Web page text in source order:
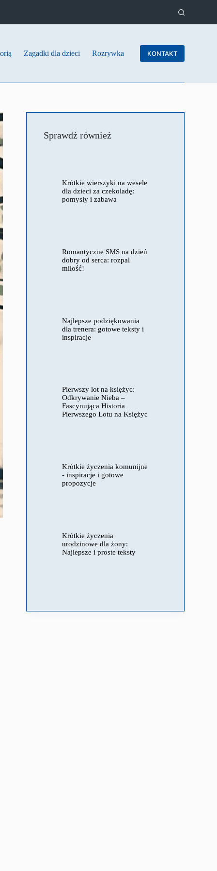
Zagadki dla dzieci Rozrywka KONTAKT
Sprawdź również
Krótkie wierszyki na wesele
dla dzieci za czekoladę:
pomysły i zabawa
Romantyczne SMS na dzień
dobry od serca: rozpal
miłość!
Najlepsze podziękowania
dla trenera: gotowe teksty i
inspiracje
Pierwszy lot na księżyc:
Odkrywanie Nieba –
Fascynująca Historia
Pierwszego Lotu na Księżyc
Krótkie życzenia komunijne
- inspiracje i gotowe
propozycje
Krótkie życzenia
urodzinowe dla żony:
Najlepsze i proste teksty